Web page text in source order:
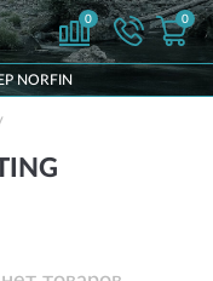
0 0